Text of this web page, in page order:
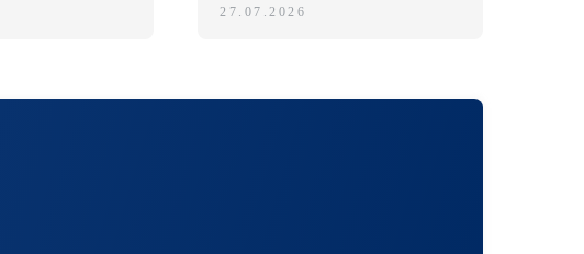
27.07.2026